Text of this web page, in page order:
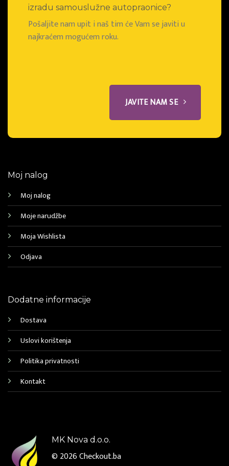
izradu samouslužne autopraonice?
Pošaljite nam upit i naš tim će Vam se javiti u
najkraćem mogućem roku.
JAVITE NAM SE
Moj nalog
Moj nalog
Moje narudžbe
Moja Wishlista
Odjava
Dodatne informacije
Dostava
Uslovi korištenja
Politika privatnosti
Kontakt
MK Nova d.o.o.
© 2026Checkout.ba